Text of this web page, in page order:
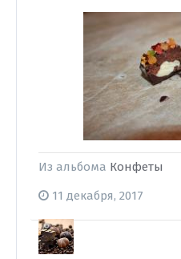
Из альбома Конфеты
11 декабря, 2017